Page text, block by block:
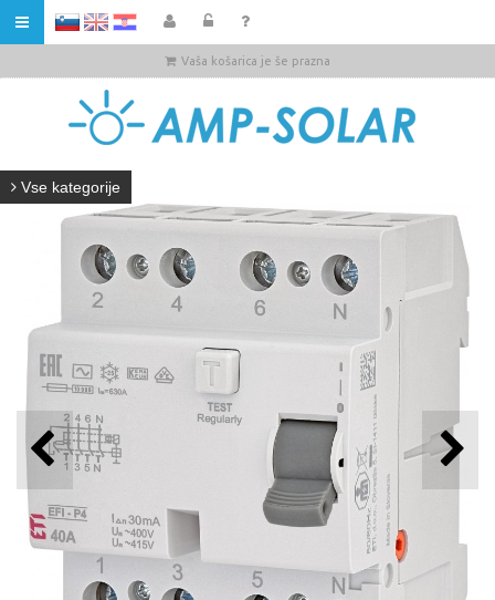
HR
Vaša košarica je še prazna
Vse kategorije